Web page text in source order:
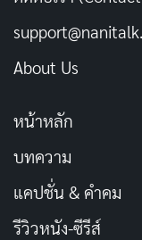
บัณฑิตหนุ่มที่เพิ่งจบ
ครอบครัวของเขาก
หนัก ขณะพยายามห
Kord ซึ่งนำพาเขา
About Us
หน้าหลัก
บทความ
แคปชั่น & คำคม
รีวิวหนัง-ซีรีส์